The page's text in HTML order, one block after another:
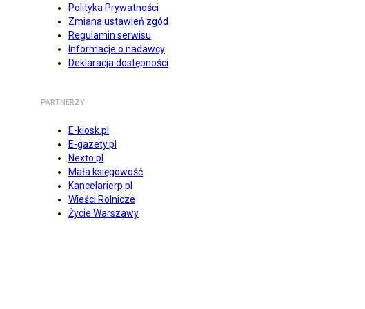
Polityka Prywatności
Zmiana ustawień zgód
Regulamin serwisu
Informacje o nadawcy
Deklaracja dostępności
PARTNERZY
E-kiosk.pl
E-gazety.pl
Nexto.pl
Mała księgowość
Kancelarierp.pl
Wieści Rolnicze
Życie Warszawy